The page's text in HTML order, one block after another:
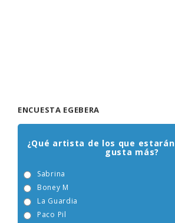
ENCUESTA EGEBERA
¿Qué artista de los que
gusta más?
Sabrina
Boney M
La Guardia
Paco Pil